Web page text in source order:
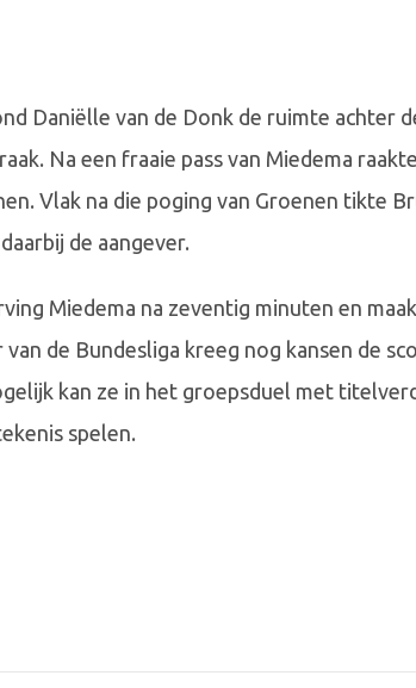
Daniëlle van de Donk de ruimte achter
Na een fraaie pass van Miedema
Vlak na die poging van Groenen tikte
de aangever.
Miedema na zeventig minuten en
de Bundesliga kreeg nog kansen de
kan ze in het groepsduel met
spelen.